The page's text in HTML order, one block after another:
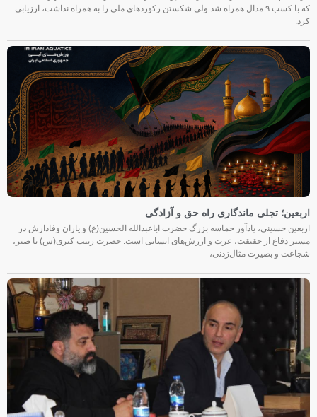
که با کسب ۹ مدال همراه شد ولی شکستن رکوردهای ملی را به همراه نداشت، ارزیابی
کرد.
اربعین؛ تجلی ماندگاری راه حق و آزادگی
اربعین حسینی، یادآور حماسه بزرگ حضرت اباعبدالله الحسین(ع) و یاران وفادارش در
مسیر دفاع از حقیقت، عزت و ارزش‌های انسانی است. حضرت زینب کبری(س) با صبر،
شجاعت و بصیرت مثال‌زدنی،